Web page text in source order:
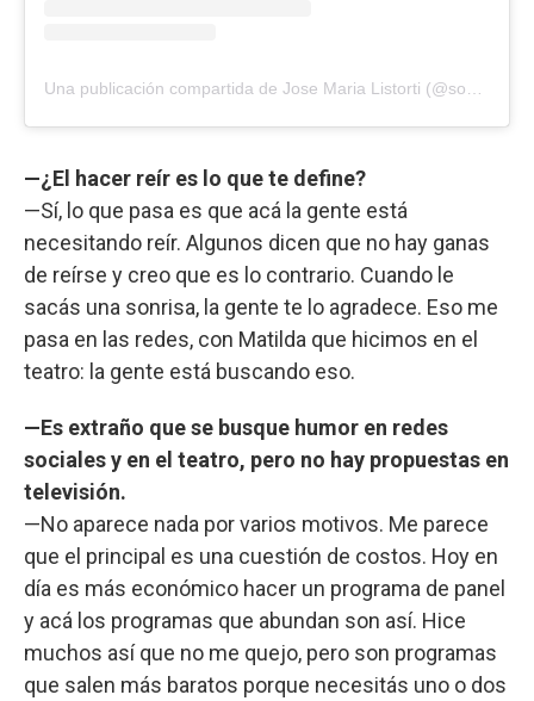
—¿El hacer reír es lo que te define?
—Sí, lo que pasa es que acá la gente está
necesitando reír. Algunos dicen que no hay ganas
de reírse y creo que es lo contrario. Cuando le
sacás una sonrisa, la gente te lo agradece. Eso me
pasa en las redes, con Matilda que hicimos en el
teatro: la gente está buscando eso.
—Es extraño que se busque humor en redes
sociales y en el teatro, pero no hay propuestas en
televisión.
—No aparece nada por varios motivos. Me parece
que el principal es una cuestión de costos. Hoy en
día es más económico hacer un programa de panel
y acá los programas que abundan son así. Hice
muchos así que no me quejo, pero son programas
que salen más baratos porque necesitás uno o dos